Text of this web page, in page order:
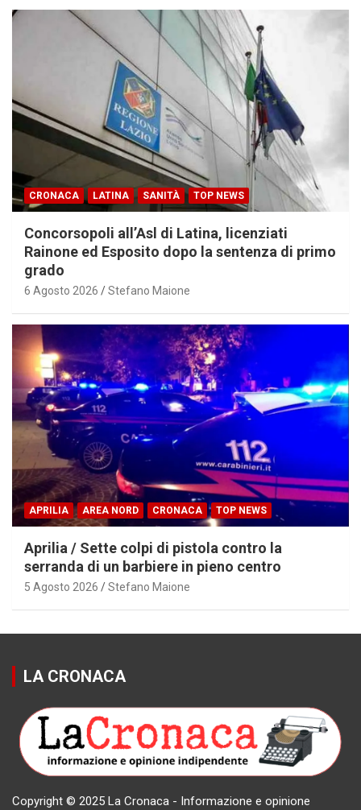
CRONACA LATINA SANITÀ TOP NEWS
Concorsopoli all’Asl di Latina, licenziati
Rainone ed Esposito dopo la sentenza di primo
grado
6 Agosto 2026 Stefano Maione
APRILIA AREA NORD CRONACA TOP NEWS
Aprilia / Sette colpi di pistola contro la
serranda di un barbiere in pieno centro
5 Agosto 2026 Stefano Maione
LA CRONACA
Copyright © 2025 La Cronaca - Informazione e opinione